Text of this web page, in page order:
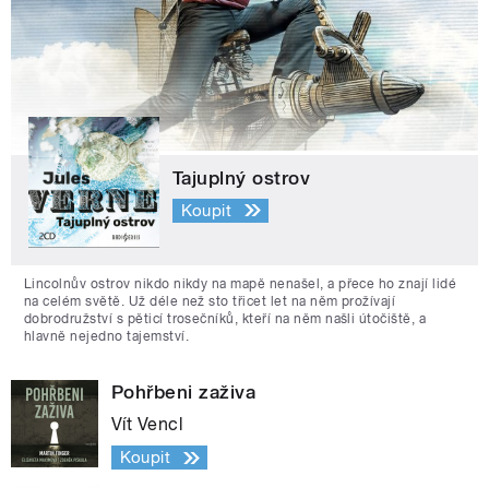
Tajuplný ostrov
Koupit
Lincolnův ostrov nikdo nikdy na mapě nenašel, a přece ho znají lidé
na celém světě. Už déle než sto třicet let na něm prožívají
dobrodružství s pěticí trosečníků, kteří na něm našli útočiště, a
hlavně nejedno tajemství.
Pohřbeni zaživa
Vít Vencl
Koupit